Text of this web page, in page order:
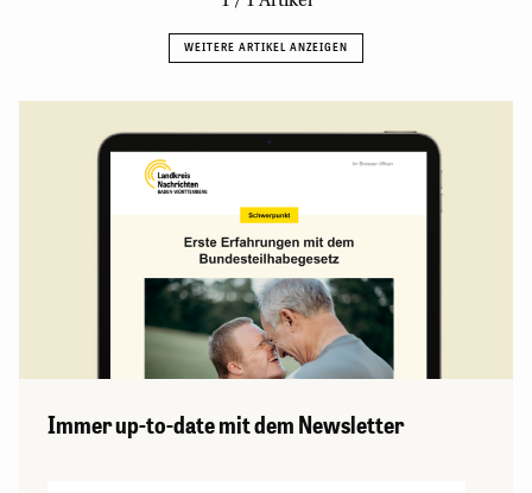
Immer up-to-date mit dem Newsletter